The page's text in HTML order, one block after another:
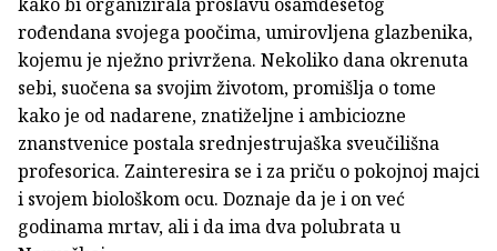
rođendana svojega poočima, umirovljena glazbenika,
kojemu je nježno privržena. Nekoliko dana okrenuta
sebi, suočena sa svojim životom, promišlja o tome
kako je od nadarene, znatiželjne i ambiciozne
znanstvenice postala srednjestrujaška sveučilišna
profesorica. Zainteresira se i za priču o pokojnoj majci
i svojem biološkom ocu. Doznaje da je i on već
godinama mrtav, ali i da ima dva polubrata u